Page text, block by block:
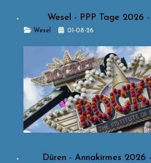
Wesel - PPP Tage 2026 -
Details
Wesel 01-08-26
Düren - Annakirmes 2026